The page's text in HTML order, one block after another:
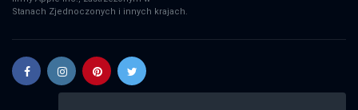
Stanach Zjednoczonych i innych krajach.